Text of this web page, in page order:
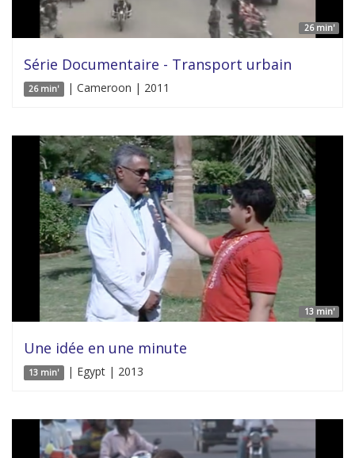
26 min'
Série Documentaire - Transport urbain
26 min' | Cameroon | 2011
13 min'
Une idée en une minute
13 min' | Egypt | 2013